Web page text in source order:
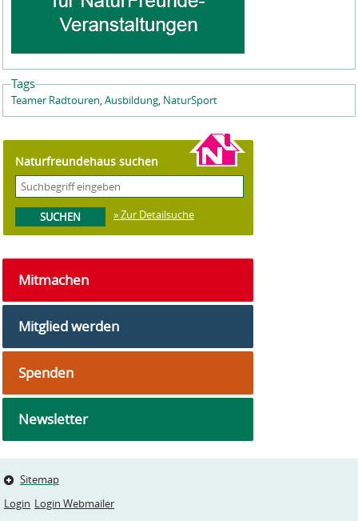
Tags
Teamer Radtouren Ausbildung NaturSport
Naturfreundehaus suchen
» Zur Detailsuche
Mitmachen
Mitglied werden
Spenden
Newsletter
Sitemap
Login Login Webmailer